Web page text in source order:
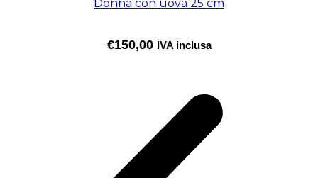
Donna con uova 25 cm
€150,00 IVA inclusa